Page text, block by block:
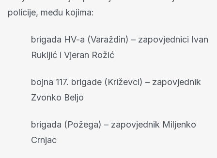
policije, među kojima:
brigada HV-a (Varaždin) – zapovjednici Ivan
Rukljić i Vjeran Rožić
bojna 117. brigade (Križevci) – zapovjednik
Zvonko Beljo
brigada (Požega) – zapovjednik Miljenko
Crnjac